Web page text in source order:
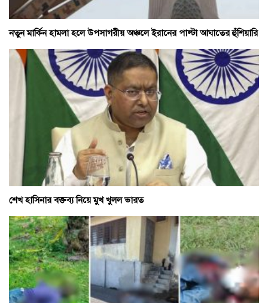
নতুন মার্কিন হামলা হলে উপসাগরীয় অঞ্চলে ইরানের পাল্টা আঘাতের হুঁশিয়ারি
শেখ হাসিনার বক্তব্য নিয়ে মুখ খুলল ভারত